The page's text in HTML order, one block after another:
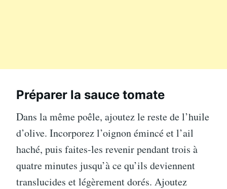
Préparer la sauce tomate
Dans la même poêle, ajoutez le reste de l’huile
d’olive. Incorporez l’oignon émincé et l’ail
haché, puis faites-les revenir pendant trois à
quatre minutes jusqu’à ce qu’ils deviennent
translucides et légèrement dorés. Ajoutez